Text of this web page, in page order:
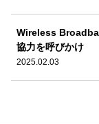
Wireless
協力を呼びかけ
2025.02.03